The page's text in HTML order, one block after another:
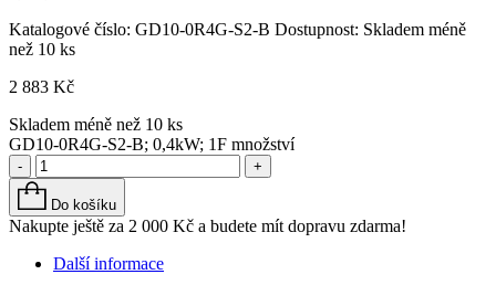
Katalogové číslo: GD10-0R4G-S2-B Dostupnost: Skladem méně
než 10 ks
2 883 Kč
Skladem méně než 10 ks
GD10-0R4G-S2-B; 0,4kW; 1F množství
- +
Do košíku
Nakupte ještě za 2 000 Kč a budete mít dopravu zdarma!
Další informace